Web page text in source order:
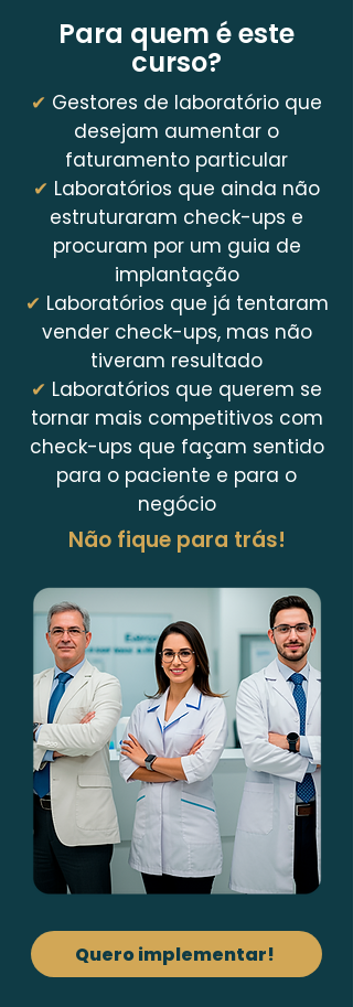
Para quem é este
curso?
✔ Gestores de laboratório que
desejam aumentar o
faturamento particular
✔ Laboratórios que ainda não
estruturaram check-ups e
procuram por um guia de
implantação
✔ Laboratórios que já tentaram
vender check-ups, mas não
tiveram resultado
✔ Laboratórios que querem se
tornar mais competitivos com
check-ups que façam sentido
para o paciente e para o
negócio
Não fique para trás!
Quero implementar!